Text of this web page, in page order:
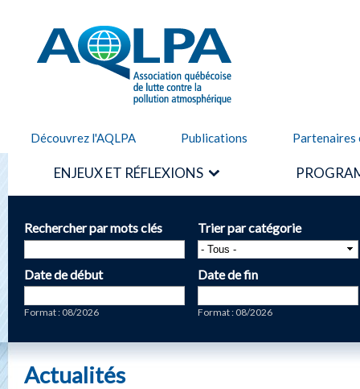
AQLPA
Découvrez l'AQLPA Publications Partenaires
ENJEUX ET RÉFLEXIONS
Rechercher par mots clés Trier par catégorie
Date de début
Format : 08/2026
Date de fin
Format : 08/2026
Actualités